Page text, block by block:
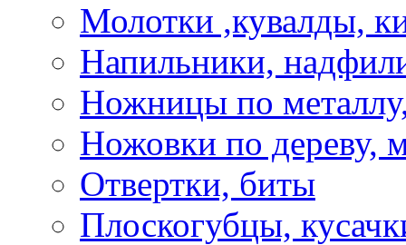
Молотки ,кувалды,
Напильники,
Ножницы по
Ножовки по дереву,
Отвертки, биты
Плоскогубцы,